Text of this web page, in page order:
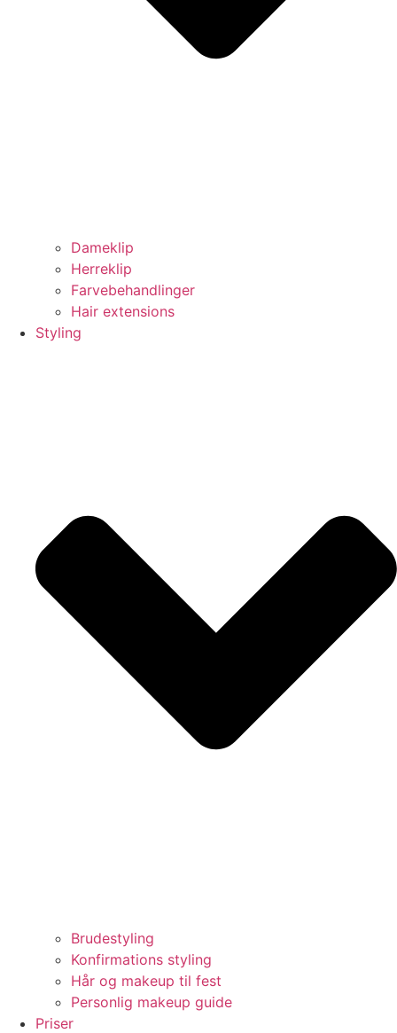
Dameklip
Herreklip
Farvebehandlinger
Hair extensions
Styling
Brudestyling
Konfirmations styling
Hår og makeup til fest
Personlig makeup guide
Priser